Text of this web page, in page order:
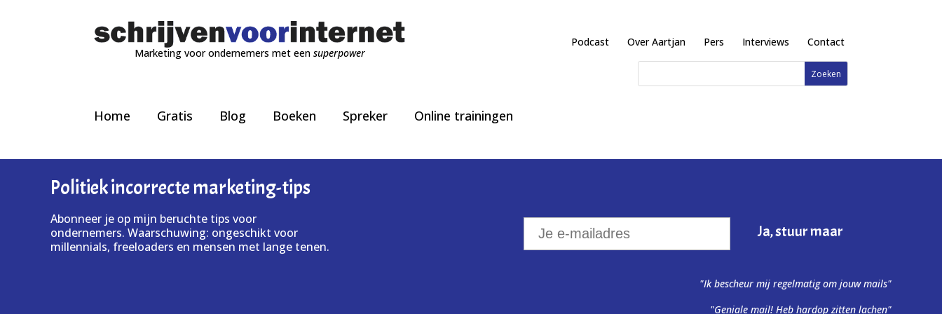
Marketing voor ondernemers met eensuperpower
Podcast Over Aartjan Pers Interviews Contact
Home Gratis Blog Boeken Spreker Online trainingen
Politiek incorrecte marketing-tips
Abonneer je op mijn beruchte tips voor
ondernemers. Waarschuwing: ongeschikt voor
millennials, freeloaders en mensen met lange tenen.
"Ik bescheur mij regelmatig om jouw mails"
"Geniale mail! Heb hardop zitten lachen"